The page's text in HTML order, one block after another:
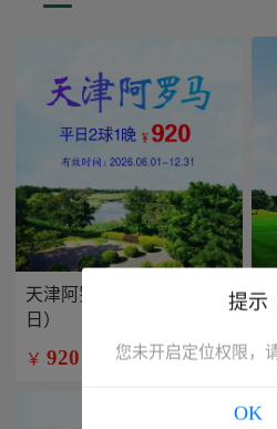
天津阿罗马2球1晚（平
日）
￥ 920
提示
您未开启定位权限，
OK